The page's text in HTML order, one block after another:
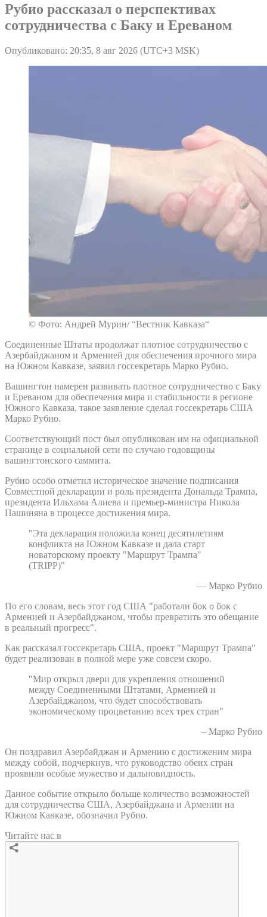
Рубио рассказал о перспективах
сотрудничества с Баку и Ереваном
Опубликовано: 20:35, 8 авг 2026 (UTC+3 MSK)
© Фото: Андрей Мурин/ “Вестник Кавказа“
Соединенные Штаты продолжат плотное сотрудничество с
Азербайджаном и Арменией для обеспечения прочного мира
на Южном Кавказе, заявил госсекретарь Марко Рубио.
Вашингтон намерен развивать плотное сотрудничество с Баку
и Ереваном для обеспечения мира и стабильности в регионе
Южного Кавказа, такое заявление сделал госсекретарь США
Марко Рубио.
Соответствующий пост был опубликован им на официальной
странице в социальной сети по случаю годовщины
вашингтонского саммита.
Рубио особо отметил историческое значение подписания
Совместной декларации и роль президента Дональда Трампа,
президента Ильхама Алиева и премьер-министра Никола
Пашиняна в процессе достижения мира.
"Эта декларация положила конец десятилетиям
конфликта на Южном Кавказе и дала старт
новаторскому проекту "Маршрут Трампа"
(TRIPP)"
— Марко Рубио
По его словам, весь этот год США "работали бок о бок с
Арменией и Азербайджаном, чтобы превратить это обещание
в реальный прогресс".
Как рассказал госсекретарь США, проект "Маршрут Трампа"
будет реализован в полной мере уже совсем скоро.
"Мир открыл двери для укрепления отношений
между Соединенными Штатами, Арменией и
Азербайджаном, что будет способствовать
экономическому процветанию всех трех стран"
– Марко Рубио
Он поздравил Азербайджан и Армению с достиженим мира
между собой, подчеркнув, что руководство обеих стран
проявили особые мужество и дальновидность.
Данное событие открыло больше количество возможностей
для сотрудничества США, Азербайджана и Армении на
Южном Кавказе, обозначил Рубио.
Читайте нас в